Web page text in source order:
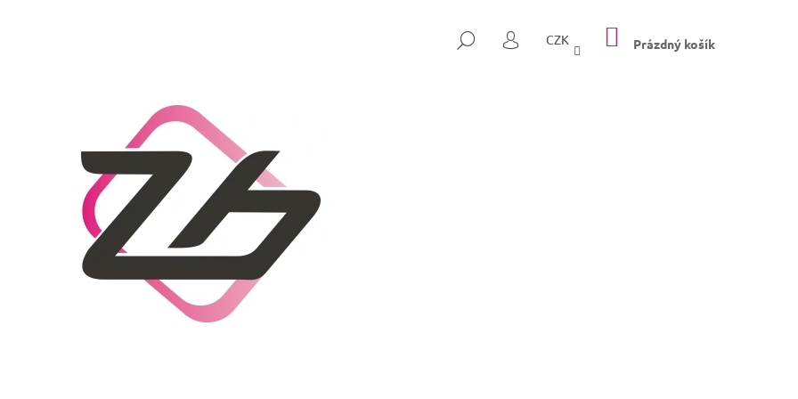
HLEDAT
PŘIHLÁŠENÍ
CZK NÁKUPNÍ
KOŠÍK
Prázdný košík
HLEDAT
DOPORUČUJEME